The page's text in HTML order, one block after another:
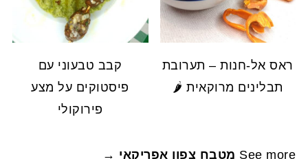
ראס אל-חנות – תערובת
תבלינים מרוקאית 🌶️
קבב טבעוני עם
פיסטוקים על מצע
פירוקולי
See more מטבח צפון אפריקאי →